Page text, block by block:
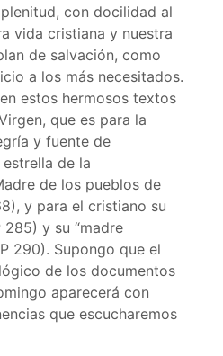
con docilidad al
vida cristiana y nuestra
de salvación, como
a los más necesitados.
estos hermosos textos
que es para la
y fuente de
de la
de los pueblos de
y para el cristiano su
y su “madre
290). Supongo que el
de los documentos
aparecerá con
que escucharemos